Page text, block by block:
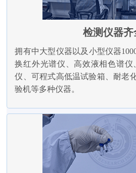
检测仪器齐
拥有中大型仪器以及小型仪器
换红外光谱仪、高效液相色谱仪
仪、可程式高低温试验箱、耐老
验机等多种仪器。